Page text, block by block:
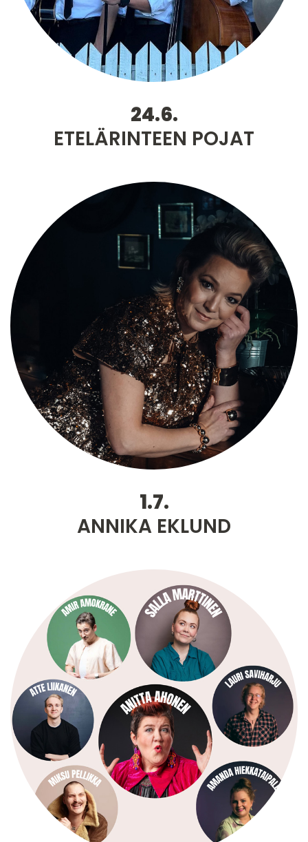
24.6.
ETELÄRINTEEN POJAT
1.7.
ANNIKA EKLUND